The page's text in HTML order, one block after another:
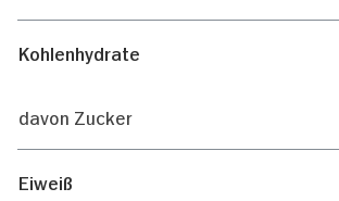
Kohlenhydrate
davon Zucker
Eiweiß